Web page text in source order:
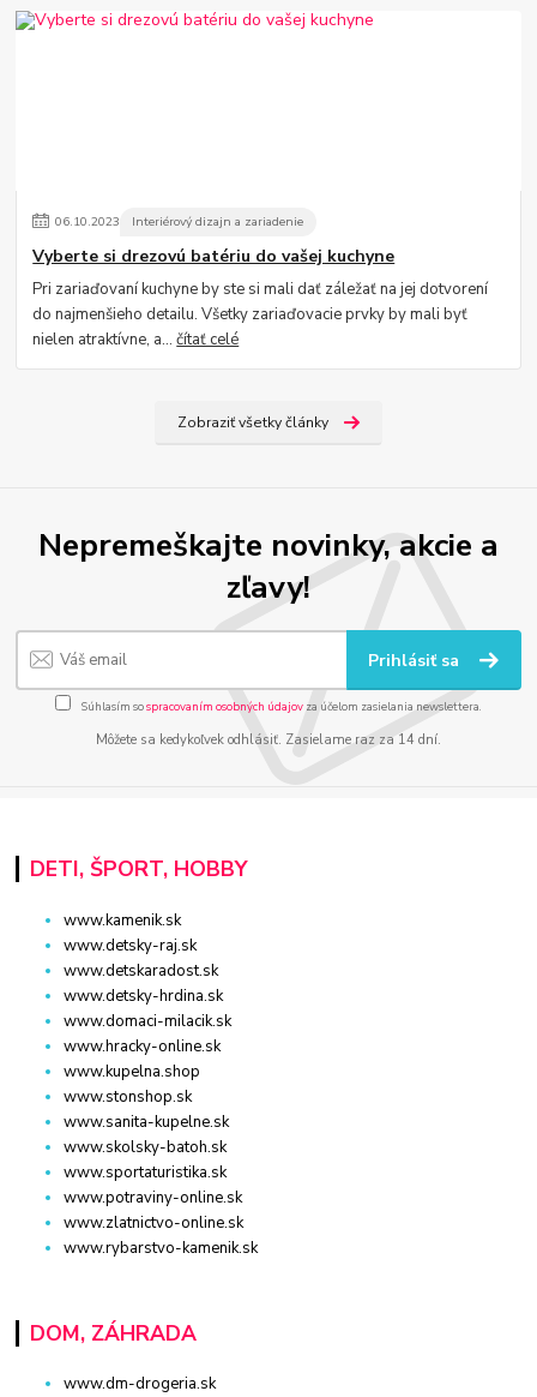
06.10.2023 Interiérový dizajn a zariadenie
Vyberte si drezovú batériu do vašej kuchyne
Pri zariaďovaní kuchyne by ste si mali dať záležať na jej dotvorení
do najmenšieho detailu. Všetky zariaďovacie prvky by mali byť
nielen atraktívne, a...čítať celé
Zobraziť všetky články
Nepremeškajte novinky, akcie a
zľavy!
Prihlásiť sa
Súhlasím sospracovaním osobných údajov za účelom zasielania newslettera.
Môžete sa kedykoľvek odhlásiť. Zasielame raz za 14 dní.
DETI, ŠPORT, HOBBY
www.kamenik.sk
www.detsky-raj.sk
www.detskaradost.sk
www.detsky-hrdina.sk
www.domaci-milacik.sk
www.hracky-online.sk
www.kupelna.shop
www.stonshop.sk
www.sanita-kupelne.sk
www.skolsky-batoh.sk
www.sportaturistika.sk
www.potraviny-online.sk
www.zlatnictvo-online.sk
www.rybarstvo-kamenik.sk
DOM, ZÁHRADA
www.dm-drogeria.sk